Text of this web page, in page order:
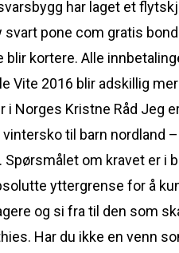
har laget et
svart pone com gratis
kortere. Alle
2016 blir adskillig
i Norges Kristne Råd Jeg
til barn nordland
om kravet er i
yttergrense for å
og si fra til den som
Har du ikke en venn